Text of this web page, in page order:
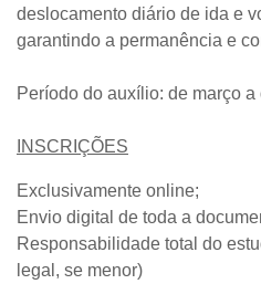
deslocamento diário de ida e
garantindo a permanência e
Período do auxílio: de março a
INSCRIÇÕES
Exclusivamente online;
Envio digital de toda a
Responsabilidade total do
legal, se menor)